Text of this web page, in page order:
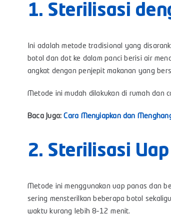
1. Sterilisasi
Ini adalah metode tradisional yang
botol dan dot ke dalam panci berisi air
angkat dengan penjepit makanan yang
Metode ini mudah dilakukan di rumah dan
Baca Juga:Cara Menyiapkan dan
2. Sterilisasi
Metode ini menggunakan uap panas dan
sering mensterilkan beberapa botol
waktu kurang lebih 8–12 menit.